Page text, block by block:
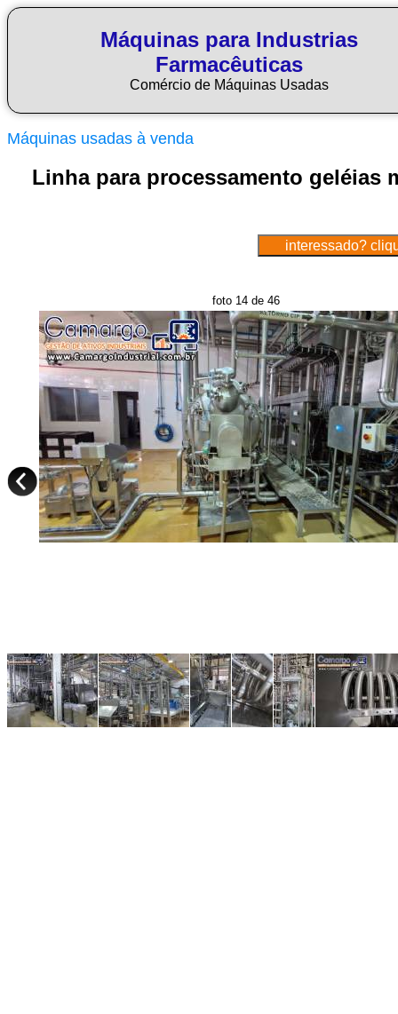
Máquinas para Industrias
Farmacêuticas
Comércio de Máquinas Usadas
Máquinas usadas à venda
Linha para processamento geléias
foto 14 de 46